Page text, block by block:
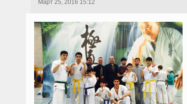
Март 25, 2016 15:12